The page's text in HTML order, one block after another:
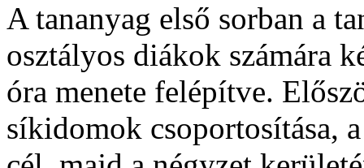
A tananyag első sorban a
osztályos diákok számára
óra menete felépítve.
síkidomok csoportosítása,